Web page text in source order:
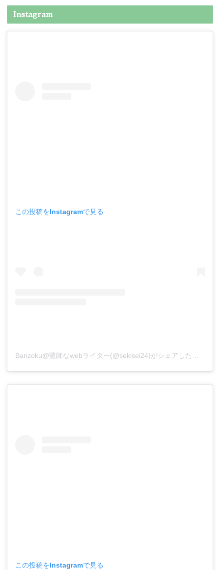
Instagram
この投稿をInstagramで見る
この投稿をInstagramで見る